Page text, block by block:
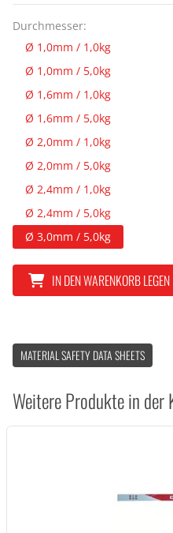
Durchmesser:
Ø 1,0mm / 1,0kg
Ø 1,0mm / 5,0kg
Ø 1,6mm / 1,0kg
Ø 1,6mm / 5,0kg
Ø 2,0mm / 1,0kg
Ø 2,0mm / 5,0kg
Ø 2,4mm / 1,0kg
Ø 2,4mm / 5,0kg
Ø 3,0mm / 5,0kg
IN DEN WARENKORB LEGEN
MATERIAL SAFETY DATA SHEETS
Weitere Produkte in der